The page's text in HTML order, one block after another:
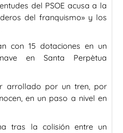
del PSOE acusa a la
del franquismo» y los
con 15 dotaciones en un
en Santa Perpètua
arrollado por un tren, por
en un paso a nivel en
tras la colisión entre un